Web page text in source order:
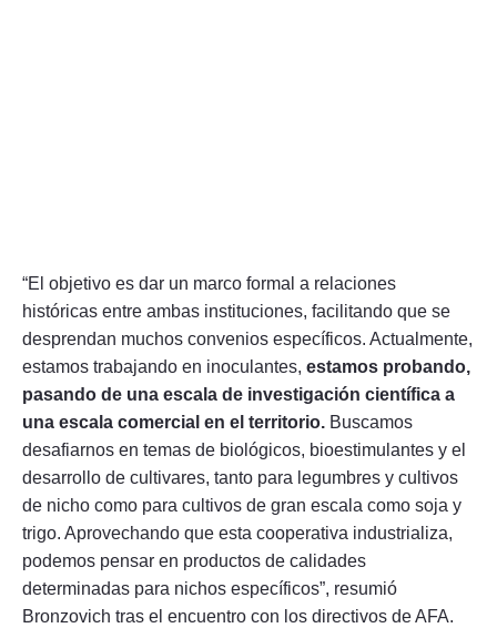
“El objetivo es dar un marco formal a relaciones
históricas entre ambas instituciones, facilitando que se
desprendan muchos convenios específicos. Actualmente,
estamos trabajando en inoculantes, estamos probando,
pasando de una escala de investigación científica a
una escala comercial en el territorio. Buscamos
desafiarnos en temas de biológicos, bioestimulantes y el
desarrollo de cultivares, tanto para legumbres y cultivos
de nicho como para cultivos de gran escala como soja y
trigo. Aprovechando que esta cooperativa industrializa,
podemos pensar en productos de calidades
determinadas para nichos específicos”, resumió
Bronzovich tras el encuentro con los directivos de AFA.